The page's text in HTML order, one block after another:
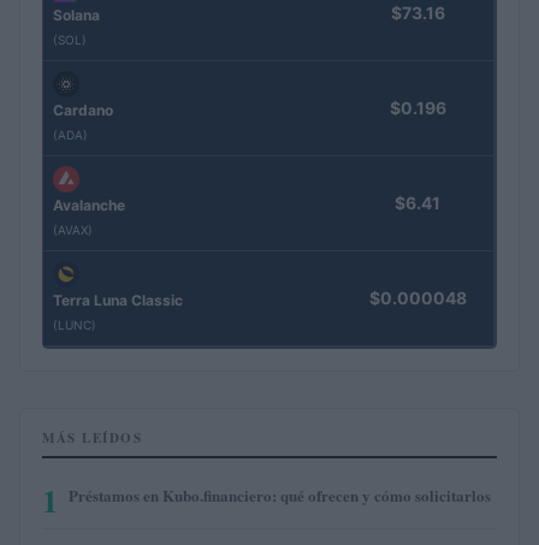
Solana
(SOL)
$73.16
Cardano
(ADA)
$0.196
Avalanche
(AVAX)
$6.41
Terra Luna Classic
(LUNC)
$0.000048
MÁS LEÍDOS
1 Préstamos en Kubo.financiero: qué ofrecen y cómo solicitarlos